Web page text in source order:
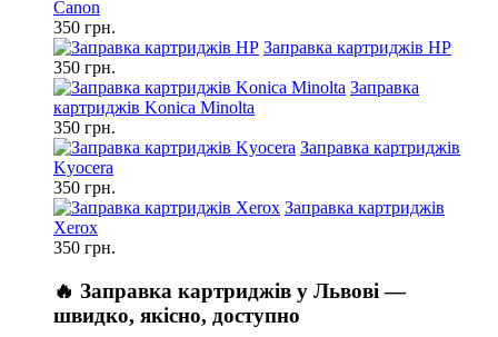
Canon
350 грн.
Заправка картриджів HP
350 грн.
Заправка
картриджів Konica Minolta
350 грн.
Заправка картриджів
Kyocera
350 грн.
Заправка картриджів
Xerox
350 грн.
🔥 Заправка картриджів у Львові —
швидко, якісно, доступно